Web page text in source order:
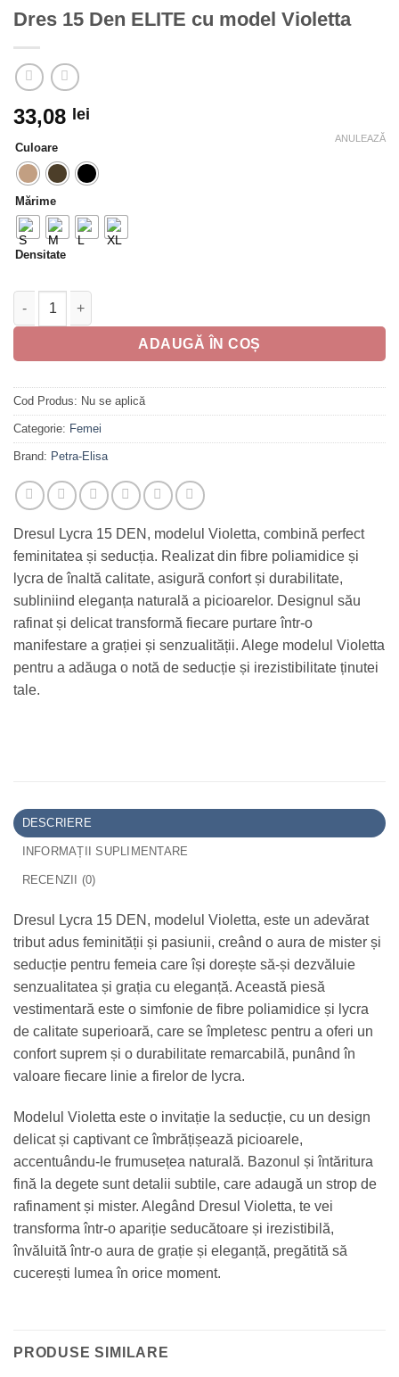
Dres 15 Den ELITE cu model Violetta
33,08 lei
Culoare
Mărime
Densitate
ANULEAZĂ
Cantitate Dres 15 Den ELITE cu model Violetta
ADAUGĂ ÎN COȘ
Cod Produs: Nu se aplică
Categorie: Femei
Brand: Petra-Elisa
Dresul Lycra 15 DEN, modelul Violetta, combină perfect
feminitatea și seducția. Realizat din fibre poliamidice și
lycra de înaltă calitate, asigură confort și durabilitate,
subliniind eleganța naturală a picioarelor. Designul său
rafinat și delicat transformă fiecare purtare într-o
manifestare a grației și senzualității. Alege modelul Violetta
pentru a adăuga o notă de seducție și irezistibilitate ținutei
tale.
DESCRIERE
INFORMAȚII SUPLIMENTARE
RECENZII (0)
Dresul Lycra 15 DEN, modelul Violetta, este un adevărat
tribut adus feminității și pasiunii, creând o aura de mister și
seducție pentru femeia care își dorește să-și dezvăluie
senzualitatea și grația cu eleganță. Această piesă
vestimentară este o simfonie de fibre poliamidice și lycra
de calitate superioară, care se împletesc pentru a oferi un
confort suprem și o durabilitate remarcabilă, punând în
valoare fiecare linie a firelor de lycra.
Modelul Violetta este o invitație la seducție, cu un design
delicat și captivant ce îmbrățișează picioarele,
accentuându-le frumusețea naturală. Bazonul și întăritura
fină la degete sunt detalii subtile, care adaugă un strop de
rafinament și mister. Alegând Dresul Violetta, te vei
transforma într-o apariție seducătoare și irezistibilă,
învăluită într-o aura de grație și eleganță, pregătită să
cucerești lumea în orice moment.
PRODUSE SIMILARE